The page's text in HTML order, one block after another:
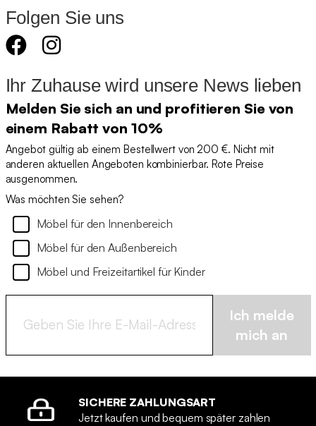
Folgen Sie uns
Ihr Zuhause wird unsere News lieben
Melden Sie sich an und profitieren Sie von
einem Rabatt von 10%
Angebot gültig ab einem Bestellwert von 200 €. Nicht mit
anderen aktuellen Angeboten kombinierbar. Rote Preise
ausgenommen.
Was möchten Sie sehen?
Möbel für den Innenbereich
Möbel für den Außenbereich
Möbel und Freizeitartikel für Kinder
Ich melde
mich an
SICHERE ZAHLUNGSART
Jetzt kaufen und bequem später zahlen